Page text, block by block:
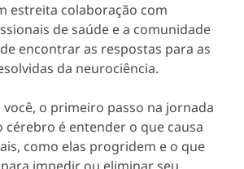
estreita colaboração com
de saúde e a comunidade
encontrar as respostas para as
da neurociência.
você, o primeiro passo na jornada
cérebro é entender o que causa
como elas progridem e o que